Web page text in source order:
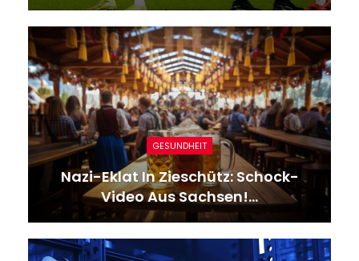
GESUNDHEIT
Nazi-Eklat In Zieschütz: Schock-
Video Aus Sachsen!…